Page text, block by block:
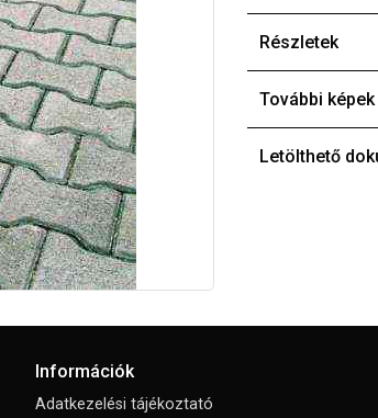
Részletek
További
Letölthető
Információk
Adatkezelési tájékoztató